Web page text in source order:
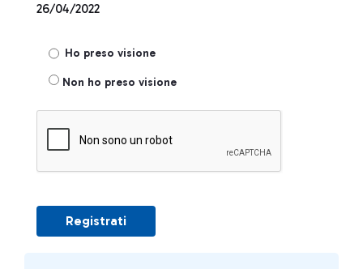
26/04/2022
Ho preso visione
Non ho preso visione
Registrati